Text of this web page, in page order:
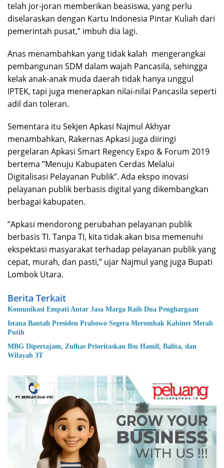
telah jor-joran memberikan beasiswa, yang perlu
diselaraskan dengan Kartu Indonesia Pintar Kuliah dari
pemerintah pusat,” imbuh dia lagi.
Anas menambahkan yang tidak kalah mengerangkai
pembangunan SDM dalam wajah Pancasila, sehingga
kelak anak-anak muda daerah tidak hanya unggul
IPTEK, tapi juga menerapkan nilai-nilai Pancasila seperti
adil dan toleran.
Sementara itu Sekjen Apkasi Najmul Akhyar
menambahkan, Rakernas Apkasi juga diiringi
pergelaran Apkasi Smart Regency Expo & Forum 2019
bertema ”Menuju Kabupaten Cerdas Melalui
Digitalisasi Pelayanan Publik”. Ada ekspo inovasi
pelayanan publik berbasis digital yang dikembangkan
berbagai kabupaten.
”Apkasi mendorong perubahan pelayanan publik
berbasis TI. Tanpa TI, kita tidak akan bisa memenuhi
ekspektasi masyarakat terhadap pelayanan publik yang
cepat, murah, dan pasti,” ujar Najmul yang juga Bupati
Lombok Utara.
Berita Terkait
Komunikasi Empati Antar Jasa Marga Raih Dua Penghargaan
Istana Bantah Presiden Prabowo Segera Merombak Kabinet Merah
Putih
MBG Dipertajam, Zulhas Prioritaskan Ibu Hamil, Balita, dan
Wilayah 3T